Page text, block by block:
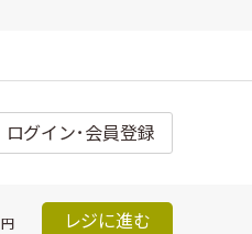
ログイン･会員登録
円 レジに進む